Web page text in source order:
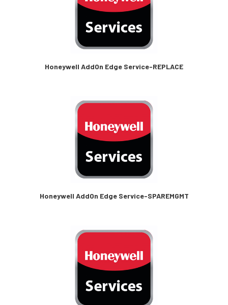
Honeywell AddOn Edge Service-REPLACE
Honeywell AddOn Edge Service-SPAREMGMT